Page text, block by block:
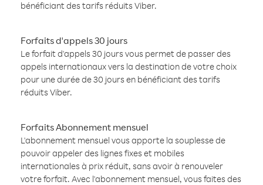
bénéficiant des tarifs réduits Viber.
Forfaits d'appels 30 jours
Le forfait d'appels 30 jours vous permet de passer des
appels internationaux vers la destination de votre choix
pour une durée de 30 jours en bénéficiant des tarifs
réduits Viber.
Forfaits Abonnement mensuel
L'abonnement mensuel vous apporte la souplesse de
pouvoir appeler des lignes fixes et mobiles
internationales à prix réduit, sans avoir à renouveler
votre forfait. Avec l'abonnement mensuel, vous faites des